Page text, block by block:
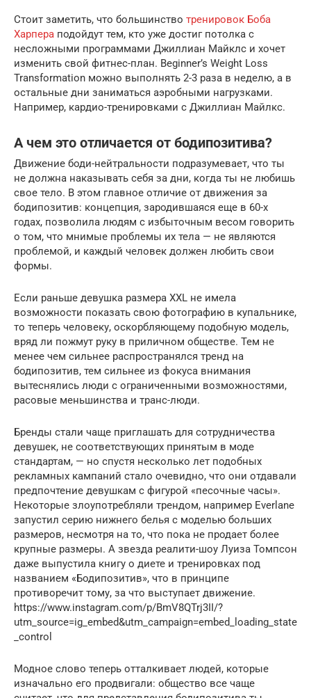
Стоит заметить, что большинство тренировок Боба
Харпера подойдут тем, кто уже достиг потолка с
несложными программами Джиллиан Майклс и хочет
изменить свой фитнес-план. Beginner’s Weight Loss
Transformation можно выполнять 2-3 раза в неделю, а в
остальные дни заниматься аэробными нагрузками.
Например, кардио-тренировками с Джиллиан Майлкс.
А чем это отличается от бодипозитива?
Движение боди-нейтральности подразумевает, что ты
не должна наказывать себя за дни, когда ты не любишь
свое тело. В этом главное отличие от движения за
бодипозитив: концепция, зародившаяся еще в 60-х
годах, позволила людям с избыточным весом говорить
о том, что мнимые проблемы их тела — не являются
проблемой, и каждый человек должен любить свои
формы.
Если раньше девушка размера XXL не имела
возможности показать свою фотографию в купальнике,
то теперь человеку, оскорбляющему подобную модель,
вряд ли пожмут руку в приличном обществе. Тем не
менее чем сильнее распространялся тренд на
бодипозитив, тем сильнее из фокуса внимания
вытеснялись люди с ограниченными возможностями,
расовые меньшинства и транс-люди.
Бренды стали чаще приглашать для сотрудничества
девушек, не соответствующих принятым в моде
стандартам, — но спустя несколько лет подобных
рекламных кампаний стало очевидно, что они отдавали
предпочтение девушкам с фигурой «песочные часы».
Некоторые злоупотребляли трендом, например Everlane
запустил серию нижнего белья с моделью больших
размеров, несмотря на то, что пока не продает более
крупные размеры. А звезда реалити-шоу Луиза Томпсон
даже выпустила книгу о диете и тренировках под
названием «Бодипозитив», что в принципе
противоречит тому, за что выступает движение.
https://www.instagram.com/p/BmV8QTrj3II/?
utm_source=ig_embed&utm_campaign=embed_loading_state
_control
Модное слово теперь отталкивает людей, которые
изначально его продвигали: общество все чаще